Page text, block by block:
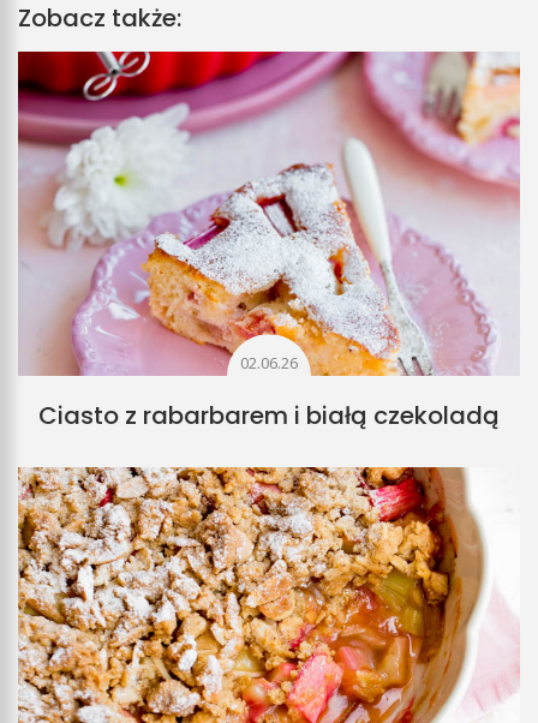
Zobacz także:
02.06.26
Ciasto z rabarbarem i białą czekoladą